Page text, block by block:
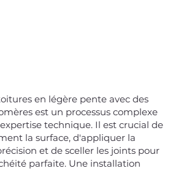
en légère pente avec des
est un processus complexe
technique. Il est crucial de
la surface, d'appliquer la
et de sceller les joints pour
parfaite. Une installation